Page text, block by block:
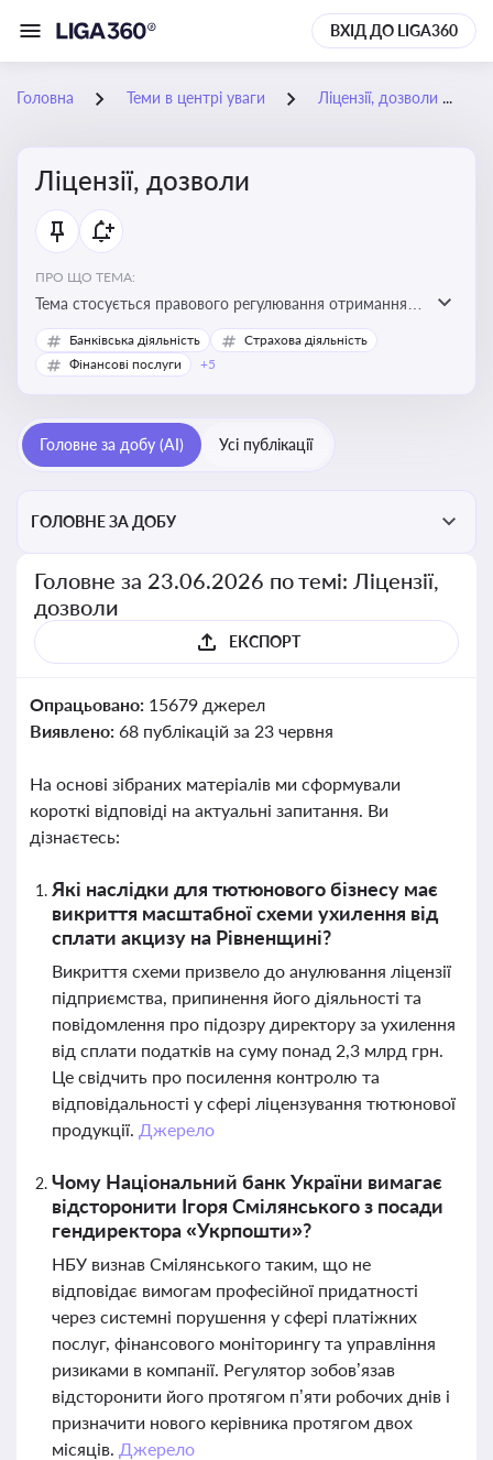
ВХІД ДО LIGA360
Головна Теми в центрі уваги Ліцензії, дозволи
Ліцензії, дозволи
ПРО ЩО ТЕМА:
Тема стосується правового регулювання отримання,
переоформлення, анулювання ліцензій і дозволів,
необхідних для провадження господарської
Банківська діяльність
Страхова діяльність
Фінансові послуги
+5
Головне за добу (AI) Усі публікації
ГОЛОВНЕ ЗА ДОБУ
Головне за 23.06.2026 по темі: Ліцензії,
дозволи
ЕКСПОРТ
Опрацьовано: 15679 джерел
Виявлено: 68 публікацій за 23 червня
На основі зібраних матеріалів ми сформували
короткі відповіді на актуальні запитання. Ви
дізнаєтесь:
Які наслідки для тютюнового бізнесу має
викриття масштабної схеми ухилення від
сплати акцизу на Рівненщині?
Викриття схеми призвело до анулювання ліцензії
підприємства, припинення його діяльності та
повідомлення про підозру директору за ухилення
від сплати податків на суму понад 2,3 млрд грн.
Це свідчить про посилення контролю та
відповідальності у сфері ліцензування тютюнової
продукції. Джерело
Чому Національний банк України вимагає
відсторонити Ігоря Смілянського з посади
гендиректора «Укрпошти»?
НБУ визнав Смілянського таким, що не
відповідає вимогам професійної придатності
через системні порушення у сфері платіжних
послуг, фінансового моніторингу та управління
ризиками в компанії. Регулятор зобов’язав
відсторонити його протягом п’яти робочих днів і
призначити нового керівника протягом двох
місяців. Джерело